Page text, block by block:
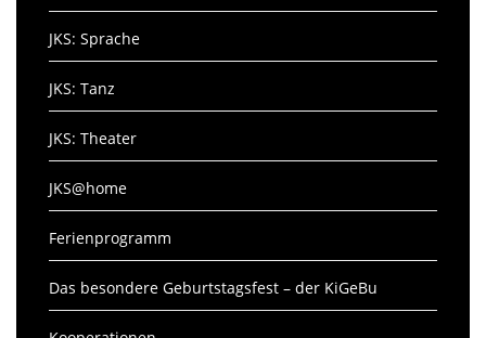
JKS: Sprache
JKS: Tanz
JKS: Theater
JKS@home
Ferienprogramm
Das besondere Geburtstagsfest – der KiGeBu